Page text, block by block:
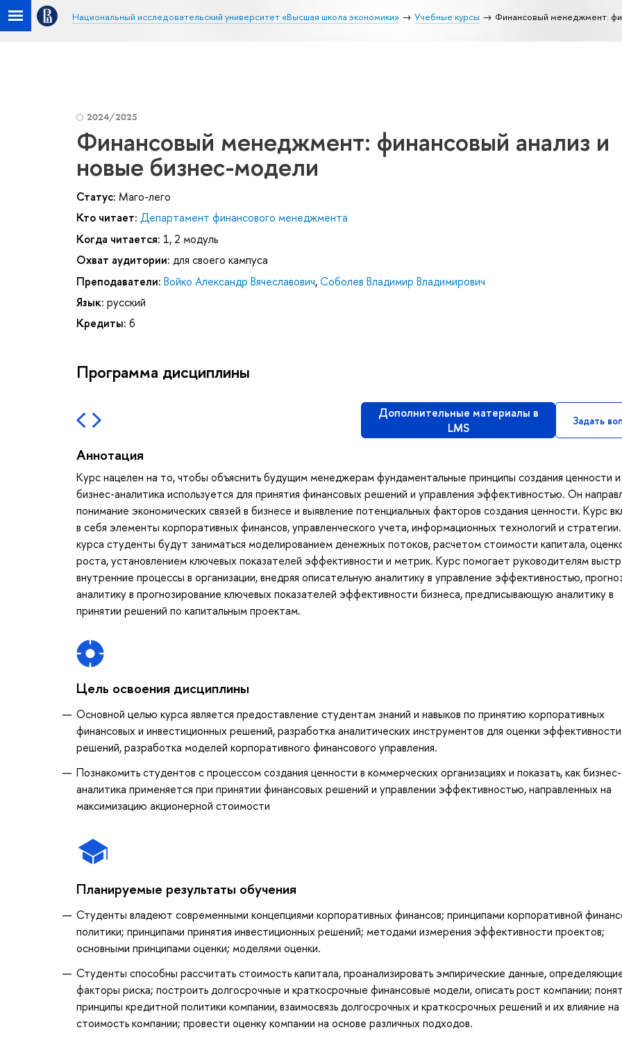
Национальный исследовательский университет «Высшая школа экономики» Учебные курсы Финансовый менеджмент:
2024/2025
Финансовый менеджмент: финансовый анализ и
новые бизнес-модели
Статус: Маго-лего
Кто читает: Департамент финансового менеджмента
Когда читается: 1, 2 модуль
Охват аудитории: для своего кампуса
Преподаватели: Войко Александр Вячеславович,Соболев Владимир Владимирович
Язык: русский
Кредиты: 6
Программа дисциплины
Дополнительные материалы в
LMS
Задать
Аннотация
Курс нацелен на то, чтобы объяснить будущим менеджерам фундаментальные принципы создания ценности и
бизнес-аналитика используется для принятия финансовых решений и управления эффективностью. Он
понимание экономических связей в бизнесе и выявление потенциальных факторов создания ценности. Курс
в себя элементы корпоративных финансов, управленческого учета, информационных технологий и
курса студенты будут заниматься моделированием денежных потоков, расчетом стоимости капитала,
роста, установлением ключевых показателей эффективности и метрик. Курс помогает руководителям
внутренние процессы в организации, внедряя описательную аналитику в управление эффективностью,
аналитику в прогнозирование ключевых показателей эффективности бизнеса, предписывающую аналитику в
принятии решений по капитальным проектам.
Цель освоения дисциплины
Основной целью курса является предоставление студентам знаний и навыков по принятию корпоративных
финансовых и инвестиционных решений, разработка аналитических инструментов для оценки
решений, разработка моделей корпоративного финансового управления.
Познакомить студентов с процессом создания ценности в коммерческих организациях и показать, как бизнес-
аналитика применяется при принятии финансовых решений и управлении эффективностью, направленных на
максимизацию акционерной стоимости
Планируемые результаты обучения
Студенты владеют современными концепциями корпоративных финансов; принципами корпоративной
политики; принципами принятия инвестиционных решений; методами измерения эффективности проектов;
основными принципами оценки; моделями оценки.
Студенты способны рассчитать стоимость капитала, проанализировать эмпирические данные,
факторы риска; построить долгосрочные и краткосрочные финансовые модели, описать рост компании;
принципы кредитной политики компании, взаимосвязь долгосрочных и краткосрочных решений и их влияние на
стоимость компании; провести оценку компании на основе различных подходов.